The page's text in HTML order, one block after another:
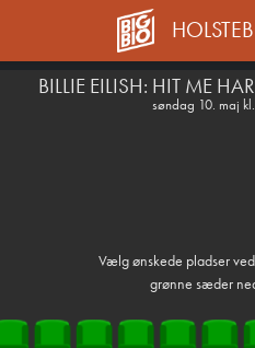
BILLIE EILISH: HIT ME
søndag 10. maj
Vælg ønskede pladser
grønne sæder
1step-front02